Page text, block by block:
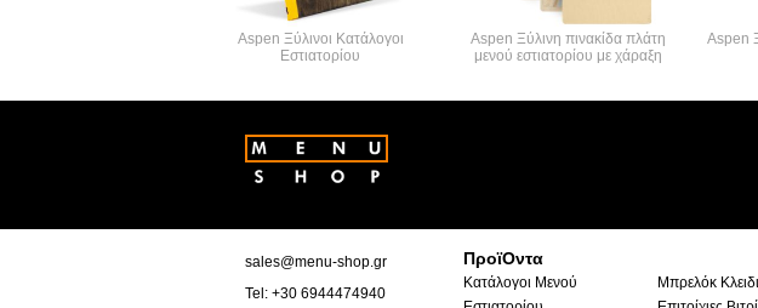
Aspen Ξύλινοι Κατάλογοι
Εστιατορίου
Aspen Ξύλινη πινακίδα πλάτη
μενού εστιατορίου με χάραξη
Aspen
sales@menu-shop.gr
Tel: +30 6944474940
ΠροϊΟντα
Κατάλογοι Μενού
Μπρελόκ